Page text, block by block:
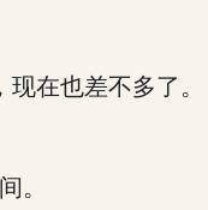
在也差不多了。
。